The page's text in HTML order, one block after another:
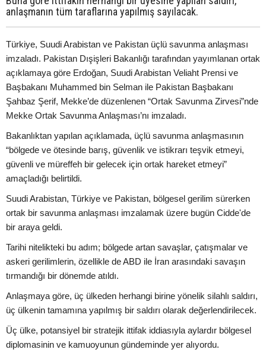
anlaşmanın tüm taraflarına yapılmış sayılacak.
Türkiye, Suudi Arabistan ve Pakistan üçlü savunma anlaşması
imzaladı. Pakistan Dışişleri Bakanlığı tarafından yayımlanan ortak
açıklamaya göre Erdoğan, Suudi Arabistan Veliaht Prensi ve
Başbakanı Muhammed bin Selman ile Pakistan Başbakanı
Şahbaz Şerif, Mekke’de düzenlenen “Ortak Savunma Zirvesi”nde
Mekke Ortak Savunma Anlaşması’nı imzaladı.
Bakanlıktan yapılan açıklamada, üçlü savunma anlaşmasının
“bölgede ve ötesinde barış, güvenlik ve istikrarı teşvik etmeyi,
güvenli ve müreffeh bir gelecek için ortak hareket etmeyi”
amaçladığı belirtildi.
Suudi Arabistan, Türkiye ve Pakistan, bölgesel gerilim sürerken
ortak bir savunma anlaşması imzalamak üzere bugün Cidde'de
bir araya geldi.
Tarihi nitelikteki bu adım; bölgede artan savaşlar, çatışmalar ve
askeri gerilimlerin, özellikle de ABD ile İran arasındaki savaşın
tırmandığı bir dönemde atıldı.
Anlaşmaya göre, üç ülkeden herhangi birine yönelik silahlı saldırı,
üç ülkenin tamamına yapılmış bir saldırı olarak değerlendirilecek.
Üç ülke, potansiyel bir stratejik ittifak iddiasıyla aylardır bölgesel
diplomasinin ve kamuoyunun gündeminde yer alıyordu.